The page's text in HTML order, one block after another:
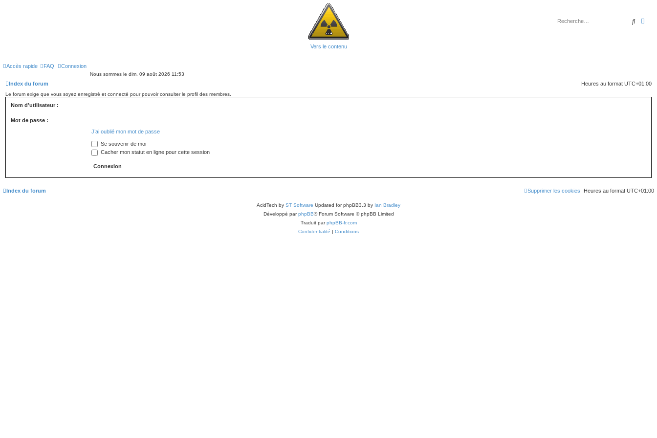
Vers le contenu
Accès rapide FAQ Connexion
Nous sommes le dim. 09 août 2026 11:53
Index du forum Heures au format UTC+01:00
Le forum exige que vous soyez enregistré et connecté pour pouvoir consulter le profil des membres.
Nom d’utilisateur :
Mot de passe :
J’ai oublié mon mot de passe
Se souvenir de moi
Cacher mon statut en ligne pour cette session
Index du forum Heures au format UTC+01:00
Supprimer les cookies
AcidTech by ST Software Updated for phpBB3.3 by Ian Bradley
Développé parphpBB® Forum Software © phpBB Limited
Traduit parphpBB-fr.com
Confidentialité | Conditions